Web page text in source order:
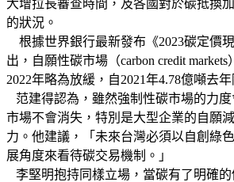
大增拉長審查時間，及各國對於碳抵換
的狀況。
根據世界銀行最新發布《2023碳定價
出，自願性碳市場（carbon credit
2022年略為放緩，自2021年4.78億噸去年
范建得認為，雖然強制性碳市場的力
市場不會消失，特別是大型企業的自願
力。他建議，「未來台灣必須以自創綠
展角度來看待碳交易機制。」
李堅明抱持同樣立場，當碳有了明確